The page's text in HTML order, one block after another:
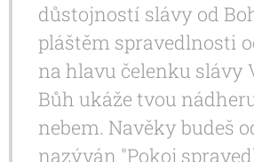
důstojností slávy od
pláštěm spravedlnosti
na hlavu čelenku slávy
Bůh ukáže tvou
nebem. Navěky budeš
nazýván "Pokoj